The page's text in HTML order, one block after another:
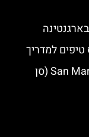
טיפים למדריך
הסיורים החינמיים בSan Martín de los Andes (סן